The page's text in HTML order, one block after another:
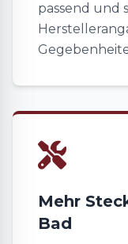
passend und
Mehr
Bad